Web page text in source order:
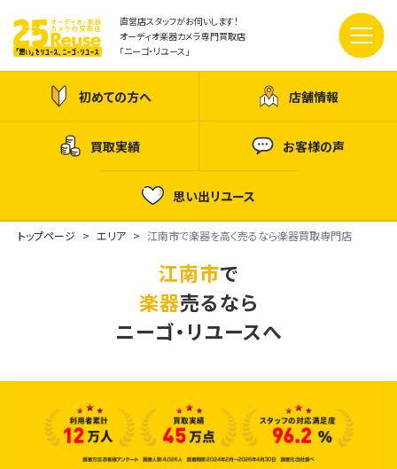
直営店スタッフがお伺いします！
オーディオ楽器カメラ専門買取店
「ニーゴ・リユース」
初めての方へ 店舗情報
買取実績 お客様の声
思い出リユース
トップページ エリア 江南市で楽器を高く売るなら楽器買取専門店
江南市で
楽器売るなら
ニーゴ・リユースへ